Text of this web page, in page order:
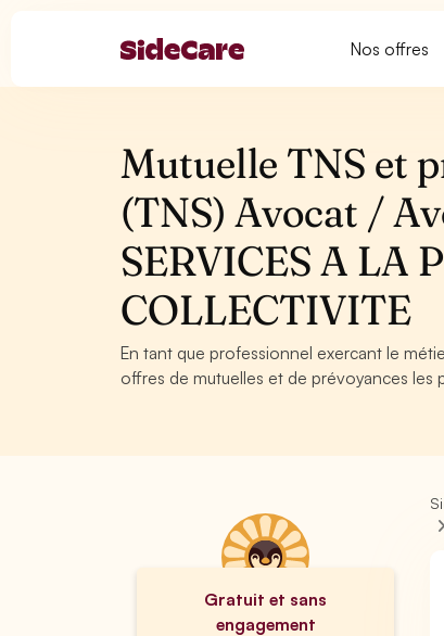
Nos offres
Mutuelle TNS et
(TNS) Avocat /
SERVICES A LA
COLLECTIVITE
En tant que professionnel exercant le
offres de mutuelles et de prévoyances les
Gratuit et sans
engagement